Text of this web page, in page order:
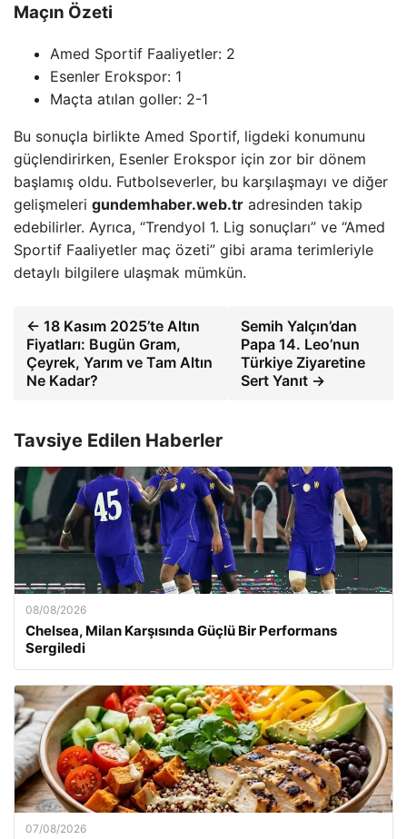
Maçın Özeti
Amed Sportif Faaliyetler: 2
Esenler Erokspor: 1
Maçta atılan goller: 2-1
Bu sonuçla birlikte Amed Sportif, ligdeki konumunu
güçlendirirken, Esenler Erokspor için zor bir dönem
başlamış oldu. Futbolseverler, bu karşılaşmayı ve diğer
gelişmeleri gundemhaber.web.tr adresinden takip
edebilirler. Ayrıca, “Trendyol 1. Lig sonuçları” ve “Amed
Sportif Faaliyetler maç özeti” gibi arama terimleriyle
detaylı bilgilere ulaşmak mümkün.
← 18 Kasım 2025’te Altın
Fiyatları: Bugün Gram,
Çeyrek, Yarım ve Tam Altın
Ne Kadar?
Semih Yalçın’dan
Papa 14. Leo’nun
Türkiye Ziyaretine
Sert Yanıt →
Tavsiye Edilen Haberler
08/08/2026
Chelsea, Milan Karşısında Güçlü Bir Performans
Sergiledi
07/08/2026